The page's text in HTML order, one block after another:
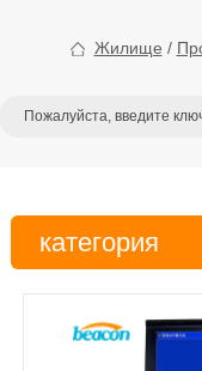
Жилище /
категория
Тестер